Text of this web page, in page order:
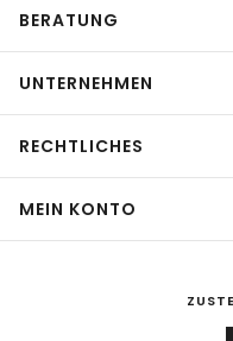
BERATUNG
UNTERNEHMEN
RECHTLICHES
MEIN KONTO